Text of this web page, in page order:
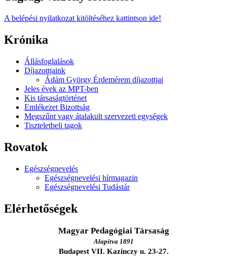
A belépési nyilatkozat kitöltéséhez kattintson ide!
Krónika
Állásfoglalások
Díjazottjaink
Ádám György Érdemérem díjazottjai
Jeles évek az MPT-ben
Kis társaságtörténet
Emlékezet Bizottság
Megszűnt vagy átalakult szervezeti egységek
Tiszteletbeli tagok
Rovatok
Egészségnevelés
Egészségnevelési hírmagazin
Egészségnevelési Tudástár
Elérhetőségek
Magyar Pedagógiai Társaság
Alapítva 1891
Budapest VII. Kazinczy u. 23-27.